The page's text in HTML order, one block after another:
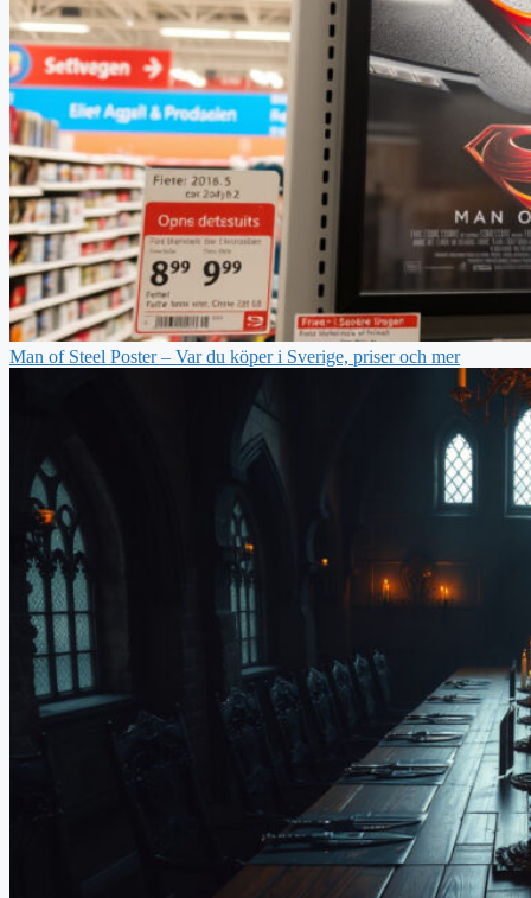
Man of Steel Poster – Var du köper i Sverige, priser och mer